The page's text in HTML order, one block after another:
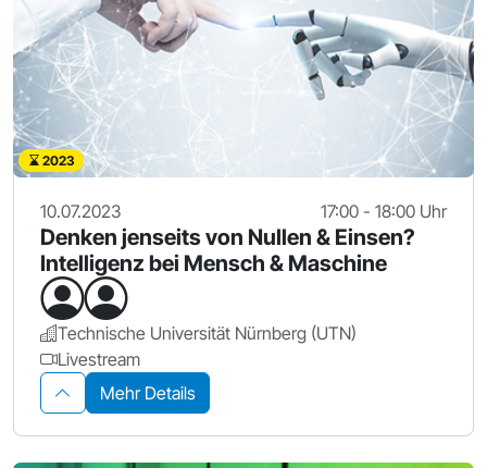
2023
10.07.2023 17:00 - 18:00 Uhr
Denken jenseits von Nullen & Einsen?
Intelligenz bei Mensch & Maschine
Technische Universität Nürnberg (UTN)
Livestream
Mehr Details